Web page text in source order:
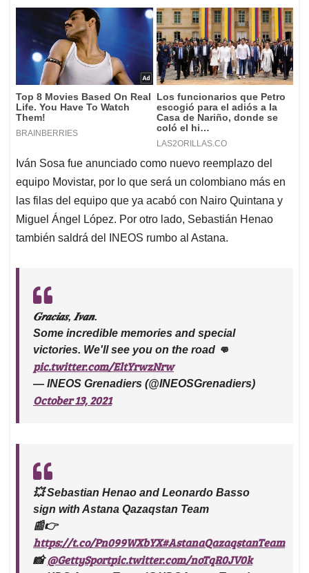
Iván Sosa fue anunciado como nuevo reemplazo del
equipo Movistar, por lo que será un colombiano más en
las filas del equipo que ya acabó con Nairo Quintana y
Miguel Ángel López. Por otro lado, Sebastián Henao
también saldrá del INEOS rumbo al Astana.
𝑮𝒓𝒂𝒄𝒊𝒂𝒔, 𝑰𝒗𝒂𝒏.
Some incredible memories and special
victories. We'll see you on the road 👊
pic.twitter.com/EltYrwzNrw
— INEOS Grenadiers (@INEOSGrenadiers)
October 13, 2021
💥 Sebastian Henao and Leonardo Basso
sign with Astana Qazaqstan Team
📰👉
https://t.co/Pn099WXbYX#AstanaQazaqstanTeam
📸@GettySportpic.twitter.com/noTqR0JV0k